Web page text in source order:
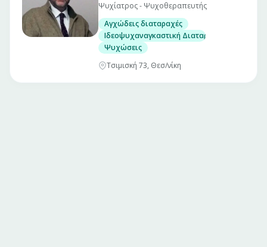
Ψυχίατρος - Ψυχοθεραπευτής
Αγχώδεις διαταραχές
Ιδεοψυχαναγκαστική Διαταραχή
Ψυχώσεις
Τσιμισκή 73, Θεσ/νίκη